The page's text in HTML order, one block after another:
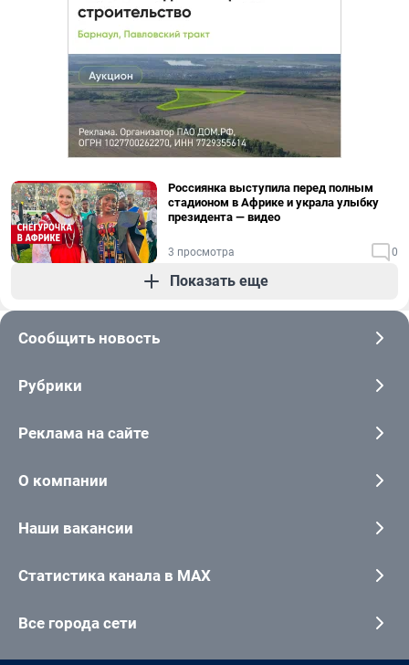
Россиянка выступила перед полным
стадионом в Африке и украла улыбку
президента — видео
3 просмотра 0
Показать еще
Сообщить новость
Рубрики
Реклама на сайте
О компании
Наши вакансии
Статистика канала в MAX
Все города сети